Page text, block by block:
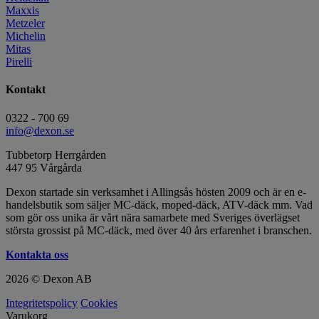
Maxxis
Metzeler
Michelin
Mitas
Pirelli
Kontakt
0322 - 700 69
info@dexon.se
Tubbetorp Herrgården
447 95 Vårgårda
Dexon startade sin verksamhet i Allingsås hösten 2009 och är en e-
handelsbutik som säljer MC-däck, moped-däck, ATV-däck mm. Vad
som gör oss unika är vårt nära samarbete med Sveriges överlägset
största grossist på MC-däck, med över 40 års erfarenhet i branschen.
Kontakta oss
2026 © Dexon AB
Integritetspolicy Cookies
Varukorg